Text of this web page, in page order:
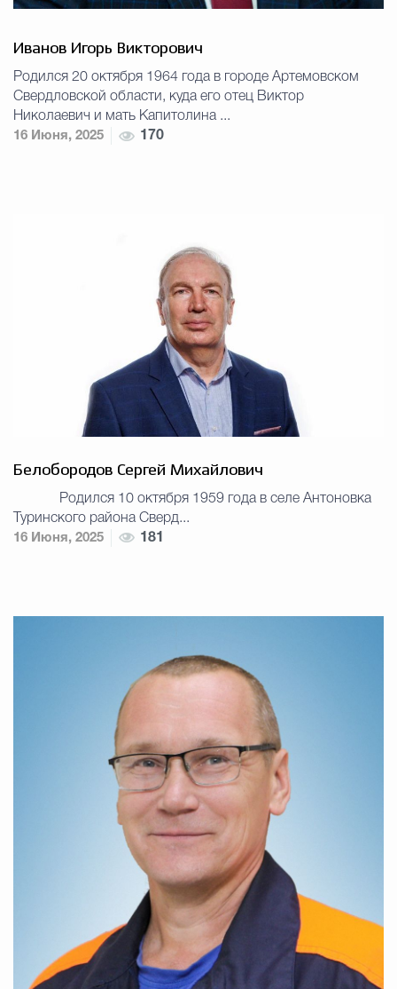
Иванов Игорь Викторович
Родился 20 октября 1964 года в городе Артемовском
Свердловской области, куда его отец Виктор
Николаевич и мать Капитолина ...
16 Июня, 2025
170
Белобородов Сергей Михайлович
Родился 10 октября 1959 года в селе Антоновка
Туринского района Сверд...
16 Июня, 2025
181